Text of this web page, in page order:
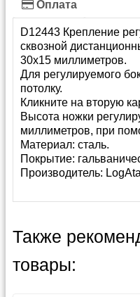
Оплата
D12443 Крепление
сквозной
30х15 миллиметров.
Для регулируемого
потолку.
Кликните на вторую
Высота ножки
миллиметров, при
Материал: сталь.
Покрытие:
Производитель:
Также
товары: